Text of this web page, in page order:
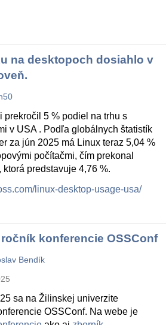
na desktopoch dosiahlo v
prekročil 5 % podiel na trhu s
v USA . Podľa globálnych štatistík
za jún 2025 má Linux teraz 5,04 %
počítačmi, čím prekonal
ktorá predstavuje 4,76 %.
linux-desktop-usage-usa/
konferencie OSSConf
Bendík
sa na Žilinskej univerzite
OSSConf. Na webe je